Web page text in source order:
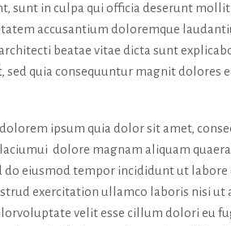
sunt in culpa qui officia deserunt
accusantium doloremque
beatae vitae dicta sunt
quia consequuntur magnit dolores
ipsum quia dolor sit amet,
dolore magnam aliquam
eiusmod tempor incididunt ut labore
exercitation ullamco laboris nisi ut
velit esse cillum dolori eu